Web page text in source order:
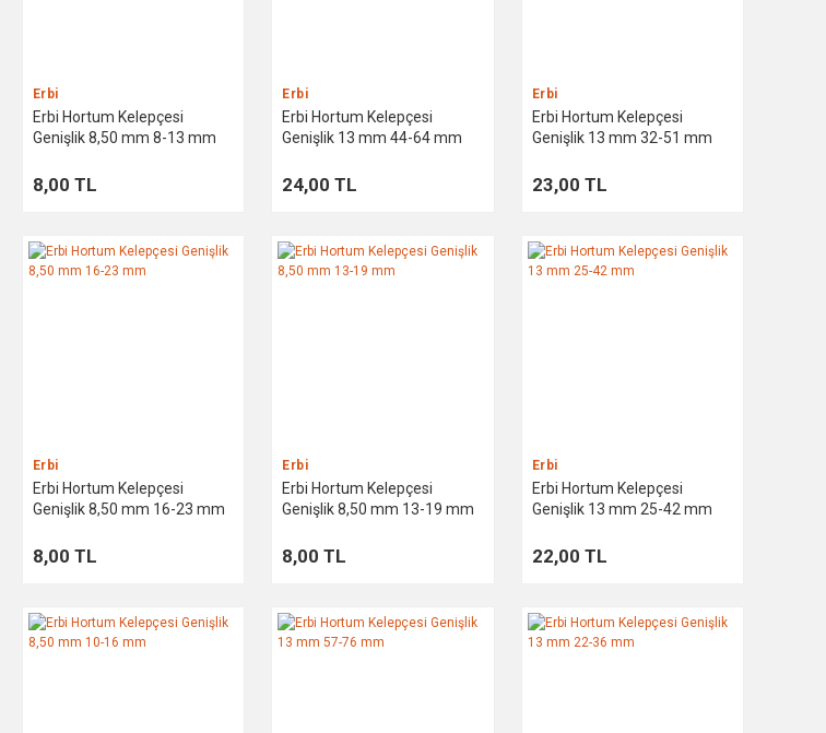
Erbi
Erbi Hortum Kelepçesi
Genişlik 8,50 mm 8-13 mm
8,00 TL
Erbi
Erbi Hortum Kelepçesi
Genişlik 13 mm 44-64 mm
24,00 TL
Erbi
Erbi Hortum Kelepçesi
Genişlik 13 mm 32-51 mm
23,00 TL
Erbi
Erbi Hortum Kelepçesi
Genişlik 8,50 mm 16-23 mm
8,00 TL
Erbi
Erbi Hortum Kelepçesi
Genişlik 8,50 mm 13-19 mm
8,00 TL
Erbi
Erbi Hortum Kelepçesi
Genişlik 13 mm 25-42 mm
22,00 TL